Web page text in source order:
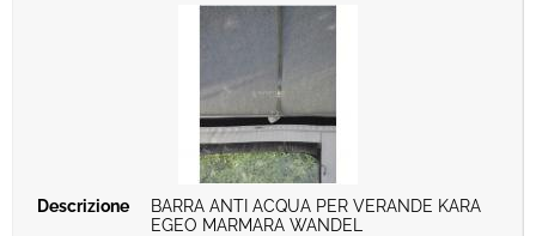
BARRA ANTI ACQUA PER VERANDE KARA
EGEO MARMARA WANDEL